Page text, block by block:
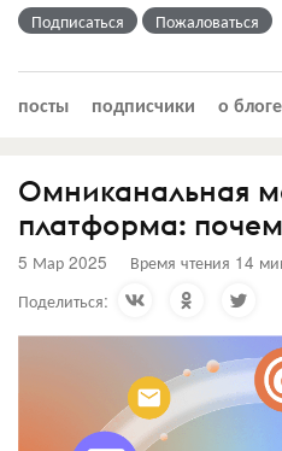
Подписаться Пожаловаться
посты подписчики о блоге
Омниканальная
платформа:
5 Мар 2025 Время чтения 14
Поделиться: